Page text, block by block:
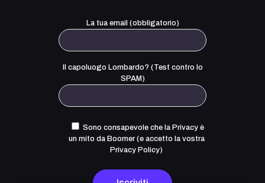
La tua email (obbligatorio)
Il capoluogo Lombardo? (Test contro lo
SPAM)
Sono consapevole che la Privacy è
un mito da Boomer (e accetto la vostra
Privacy Policy)